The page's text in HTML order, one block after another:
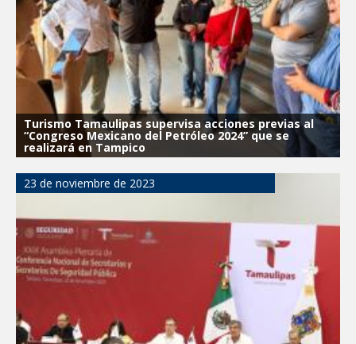
Turismo Tamaulipas supervisa acciones previas al
“Congreso Mexicano del Petróleo 2024” que se
realizará en Tampico
23 de noviembre de 2023